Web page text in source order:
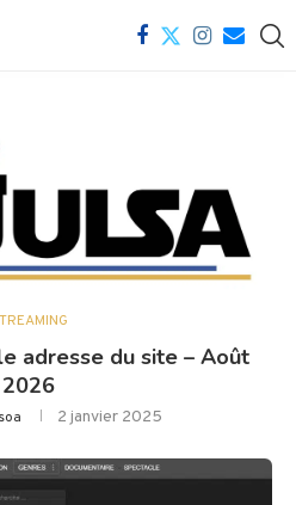
adresse du site – Août
2026
2 janvier 2025